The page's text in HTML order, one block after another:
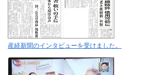
産経新聞のインタビューを受けました。